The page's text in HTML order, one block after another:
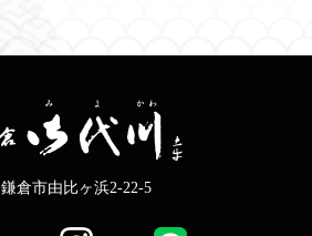
鎌倉市由比ヶ浜2-22-5